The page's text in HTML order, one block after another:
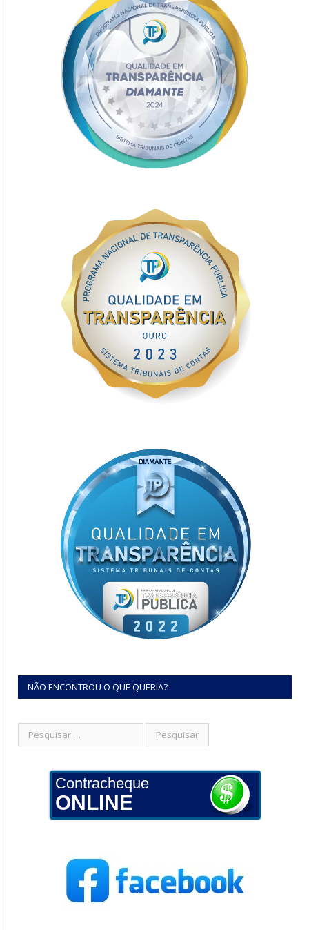
NÃO ENCONTROU O QUE QUERIA?
Contracheque
ONLINE